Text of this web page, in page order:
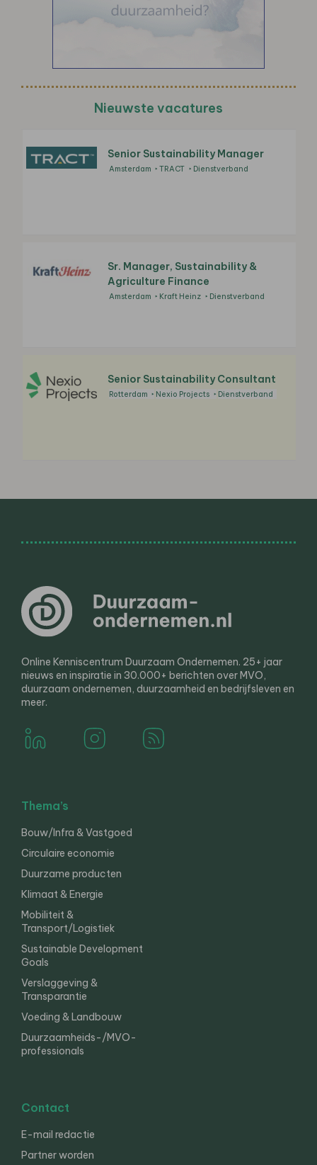
Nieuwste vacatures
Senior Sustainability Manager
Amsterdam TRACT Dienstverband
Sr. Manager, Sustainability &
Agriculture Finance
Amsterdam Kraft Heinz Dienstverband
Senior Sustainability Consultant
Rotterdam Nexio Projects Dienstverband
Online Kenniscentrum Duurzaam Ondernemen. 25+ jaar
nieuws en inspiratie in 30.000+ berichten over MVO,
duurzaam ondernemen, duurzaamheid en bedrijfsleven en
meer.
Thema’s
Bouw/Infra & Vastgoed
Circulaire economie
Duurzame producten
Klimaat & Energie
Mobiliteit &
Transport/Logistiek
Sustainable Development
Goals
Verslaggeving &
Transparantie
Voeding & Landbouw
Duurzaamheids-/MVO-
professionals
Contact
E-mail redactie
Partner worden